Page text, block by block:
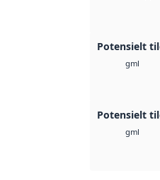
Potensielt
gml
Potensielt
gml